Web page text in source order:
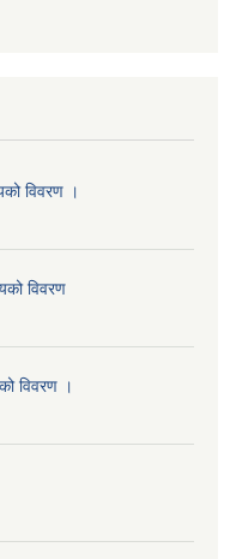
विवरण ।
विवरण
विवरण ।